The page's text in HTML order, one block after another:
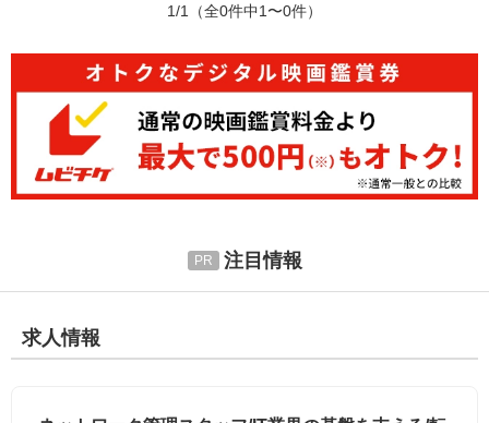
1/1 （全0件中1〜0件）
注目情報
求人情報